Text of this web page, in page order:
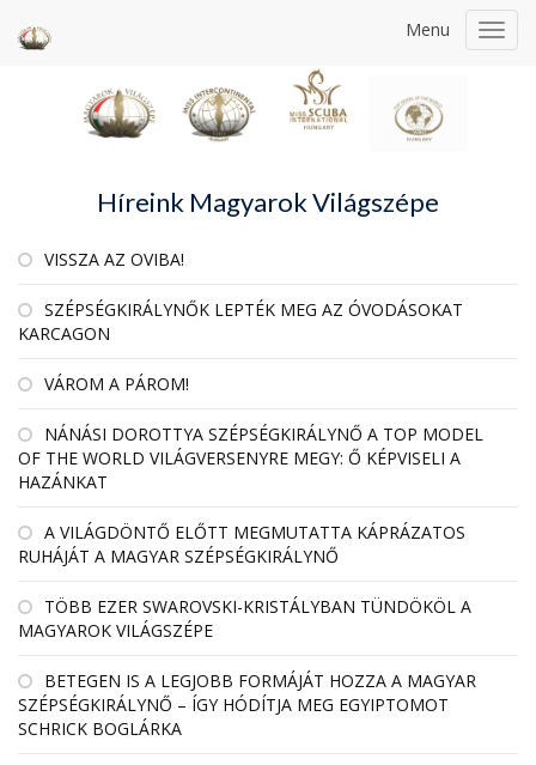
Menu
Híreink Magyarok Világszépe
VISSZA AZ OVIBA!
SZÉPSÉGKIRÁLYNŐK LEPTÉK MEG AZ ÓVODÁSOKAT
KARCAGON
VÁROM A PÁROM!
NÁNÁSI DOROTTYA SZÉPSÉGKIRÁLYNŐ A TOP MODEL
OF THE WORLD VILÁGVERSENYRE MEGY: Ő KÉPVISELI A
HAZÁNKAT
A VILÁGDÖNTŐ ELŐTT MEGMUTATTA KÁPRÁZATOS
RUHÁJÁT A MAGYAR SZÉPSÉGKIRÁLYNŐ
TÖBB EZER SWAROVSKI-KRISTÁLYBAN TÜNDÖKÖL A
MAGYAROK VILÁGSZÉPE
BETEGEN IS A LEGJOBB FORMÁJÁT HOZZA A MAGYAR
SZÉPSÉGKIRÁLYNŐ – ÍGY HÓDÍTJA MEG EGYIPTOMOT
SCHRICK BOGLÁRKA